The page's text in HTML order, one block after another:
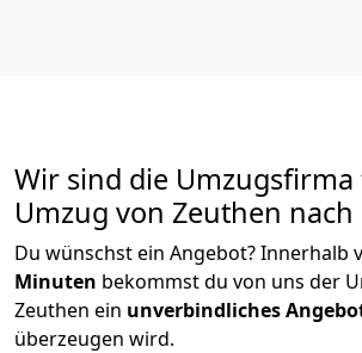
Wir sind die
Umzug von Zeuthen
Du wünschst ein Angebot? Innerhalb
Minuten bekommst du von uns der
Zeuthen ein unverbindliches
überzeugen wird.